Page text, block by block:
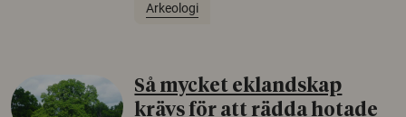
Arkeologi
Så mycket eklandskap
krävs för att rädda hotade